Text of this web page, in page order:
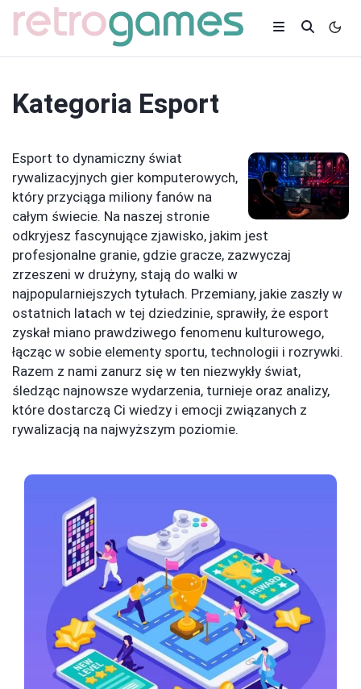
Kategoria Esport
Esport to dynamiczny świat
rywalizacyjnych gier komputerowych,
który przyciąga miliony fanów na
całym świecie. Na naszej stronie
odkryjesz fascynujące zjawisko, jakim jest
profesjonalne granie, gdzie gracze, zazwyczaj
zrzeszeni w drużyny, stają do walki w
najpopularniejszych tytułach. Przemiany, jakie zaszły w
ostatnich latach w tej dziedzinie, sprawiły, że esport
zyskał miano prawdziwego fenomenu kulturowego,
łącząc w sobie elementy sportu, technologii i rozrywki.
Razem z nami zanurz się w ten niezwykły świat,
śledząc najnowsze wydarzenia, turnieje oraz analizy,
które dostarczą Ci wiedzy i emocji związanych z
rywalizacją na najwyższym poziomie.